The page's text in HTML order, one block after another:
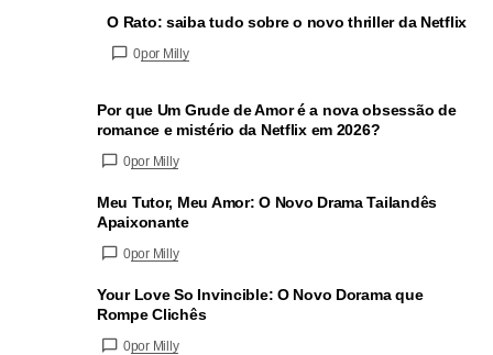
O Rato: saiba tudo sobre o novo thriller da Netflix
0por Milly
Por que Um Grude de Amor é a nova obsessão de
romance e mistério da Netflix em 2026?
0por Milly
Meu Tutor, Meu Amor: O Novo Drama Tailandês
Apaixonante
0por Milly
Your Love So Invincible: O Novo Dorama que
Rompe Clichês
0por Milly